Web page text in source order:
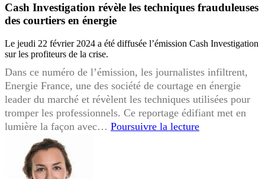
Cash Investigation révèle les techniques frauduleuses
des courtiers en énergie
Le jeudi 22 février 2024 a été diffusée l’émission Cash Investigation
sur les profiteurs de la crise.
Dans ce numéro de l’émission, les journalistes infiltrent,
Energie France, une des société de courtage en énergie
leader du marché et révèlent les techniques utilisées pour
tromper les professionnels. Ce reportage édifiant met en
lumière la façon avec… Poursuivre la lectureCash